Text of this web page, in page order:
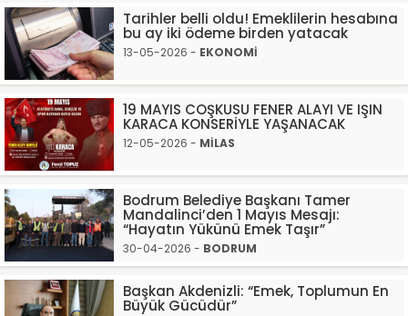
Tarihler belli oldu! Emeklilerin hesabına
bu ay iki ödeme birden yatacak
13-05-2026 - EKONOMİ
19 MAYIS COŞKUSU FENER ALAYI VE IŞIN
KARACA KONSERİYLE YAŞANACAK
12-05-2026 - MİLAS
Bodrum Belediye Başkanı Tamer
Mandalinci’den 1 Mayıs Mesajı:
“Hayatın Yükünü Emek Taşır”
30-04-2026 - BODRUM
Başkan Akdenizli: “Emek, Toplumun En
Büyük Gücüdür”